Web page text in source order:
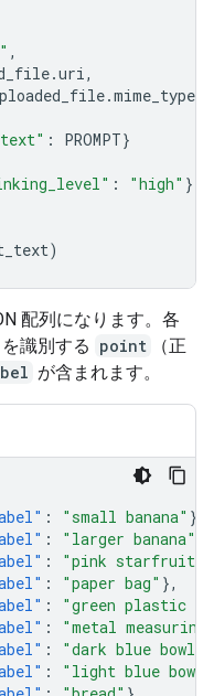
,
.uri,
.mime_type
: PROMPT}
: "high" },
)
配列になります。各
識別する point
（正
が含まれます。
: "small banana" },
: "larger banana"
: "pink starfruit"
: "paper bag" },
:
"green plastic
:
"metal measuring
: "dark blue bowl"
:
"light blue bowl"